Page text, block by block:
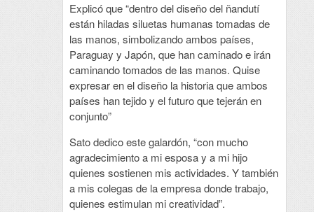
Explicó que “dentro del diseño del ñandutí
están hiladas siluetas humanas tomadas de
las manos, simbolizando ambos países,
Paraguay y Japón, que han caminado e irán
caminando tomados de las manos. Quise
expresar en el diseño la historia que ambos
países han tejido y el futuro que tejerán en
conjunto”
Sato dedico este galardón, “con mucho
agradecimiento a mi esposa y a mi hijo
quienes sostienen mis actividades. Y también
a mis colegas de la empresa donde trabajo,
quienes estimulan mi creatividad”.